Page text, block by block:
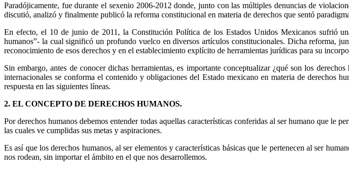
Paradójicamente, fue durante el sexenio 2006-2012 donde, junto con las múltiples denuncias de
discutió, analizó y finalmente publicó la reforma constitucional en materia de derechos que sentó
En efecto, el 10 de junio de 2011, la Constitución Política de los Estados Unidos Mexicanos sufrió
humanos”- la cual significó un profundo vuelco en diversos artículos constitucionales. Dicha reforma,
reconocimiento de esos derechos y en el establecimiento explícito de herramientas jurídicas para su
Sin embargo, antes de conocer dichas herramientas, es importante conceptualizar ¿qué son los
internacionales se conforma el contenido y obligaciones del Estado mexicano en materia de derechos
respuesta en las siguientes líneas.
2. EL CONCEPTO DE DERECHOS HUMANOS.
Por derechos humanos debemos entender todas aquellas características conferidas al ser humano que
las cuales ve cumplidas sus metas y aspiraciones.
Es así que los derechos humanos, al ser elementos y características básicas que le pertenecen al ser
nos rodean, sin importar el ámbito en el que nos desarrollemos.